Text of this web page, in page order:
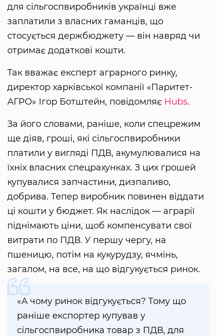
для сільгоспвиробників українці вже
заплатили з власних гаманців, що
стосується держбюджету — він навряд чи
отримає додаткові кошти.
Так вважає експерт аграрного ринку,
директор харківської компанії «Паритет-
АГРО» Ігор Ботштейн, повідомляє Нubs.
За його словами, раніше, коли спецрежим
ще діяв, гроші, які сільгоспвиробники
платили у вигляді ПДВ, акумулювалися на
їхніх власних спецрахунках. З цих грошей
купувалися запчастини, дизпаливо,
добрива. Тепер виробник повинен віддати
ці кошти у бюджет. Як наслідок — аграрії
піднімають ціни, щоб компенсувати свої
витрати по ПДВ. У першу чергу, на
пшеницю, потім на кукурудзу, ячмінь,
загалом, на все, на що відгукується ринок.
«А чому ринок відгукується? Тому що
раніше експортер купував у
сільгоспвиробника товар з ПДВ, для